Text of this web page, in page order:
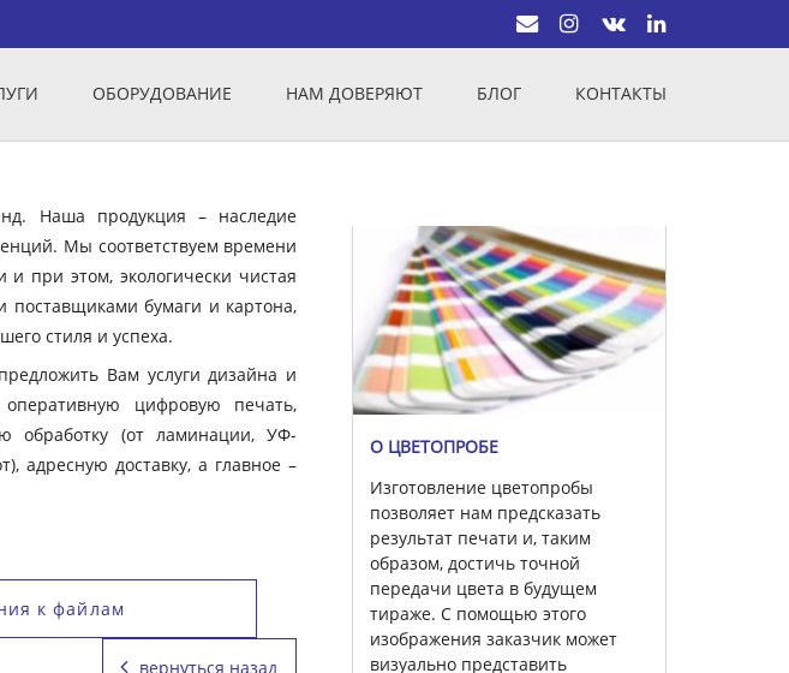
ОБОРУДОВАНИЕ НАМ ДОВЕРЯЮТ БЛОГ КОНТАКТЫ
Наша продукция – наследие
Мы соответствуем времени
при этом, экологически чистая
бумаги и картона,
стиля и успеха.
Вам услуги дизайна и
оперативную цифровую печать,
обработку (от ламинации, УФ-
адресную доставку, а главное –
к файлам
вернуться назад
О ЦВЕТОПРОБЕ
Изготовление цветопробы
позволяет нам предсказать
результат печати и, таким
образом, достичь точной
передачи цвета в будущем
тираже. С помощью этого
изображения заказчик может
визуально представить